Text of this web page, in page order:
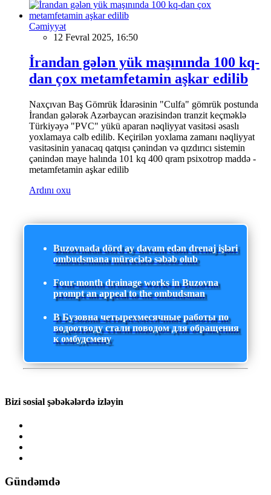
Cəmiyyət
12 Fevral 2025, 16:50
İrandan gələn yük maşınında 100 kq-
dan çox metamfetamin aşkar edilib
Naxçıvan Baş Gömrük İdarəsinin "Culfa" gömrük postunda
İrandan gələrək Azərbaycan ərazisindən tranzit keçməklə
Türkiyəyə "PVC" yükü aparan nəqliyyat vasitəsi əsaslı
yoxlamaya cəlb edilib. Keçirilən yoxlama zamanı nəqliyyat
vasitəsinin yanacaq qatqısı çənindən və qızdırıcı sistemin
çənindən maye halında 101 kq 400 qram psixotrop maddə -
metamfetamin aşkar edilib
Ardını oxu
Buzovnada dörd ay davam edən drenaj işləri
ombudsmana müraciətə səbəb olub
Four-month drainage works in Buzovna
prompt an appeal to the ombudsman
В Бузовна четырехмесячные работы по
водоотводу стали поводом для обращения
к омбудсмену
Bizi sosial şəbəkələrdə izləyin
Gündəmdə